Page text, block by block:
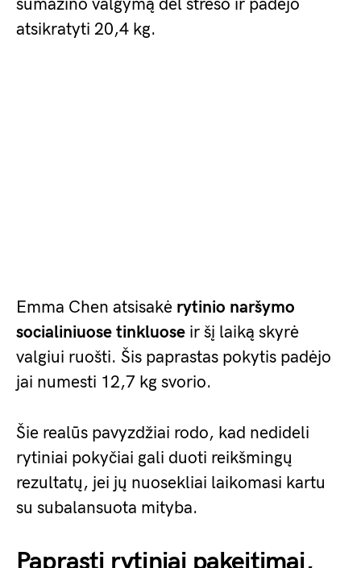
sumažino valgymą dėl streso ir padėjo
atsikratyti 20,4 kg.
Emma Chen atsisakė rytinio naršymo
socialiniuose tinkluose ir šį laiką skyrė
valgiui ruošti. Šis paprastas pokytis padėjo
jai numesti 12,7 kg svorio.
Šie realūs pavyzdžiai rodo, kad nedideli
rytiniai pokyčiai gali duoti reikšmingų
rezultatų, jei jų nuosekliai laikomasi kartu
su subalansuota mityba.